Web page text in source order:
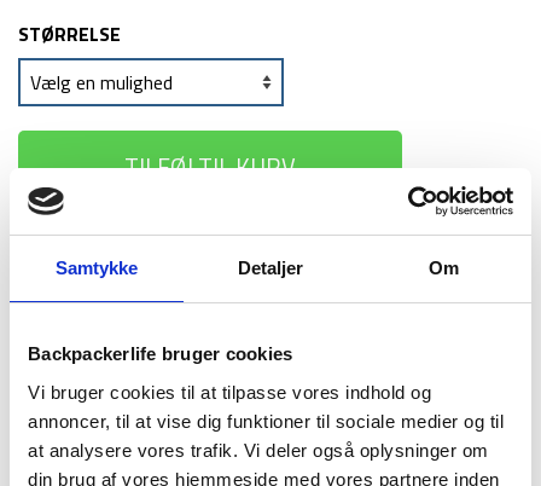
Samtykke Detaljer Om
Backpackerlife bruger cookies
Vi bruger cookies til at tilpasse vores indhold og
annoncer, til at vise dig funktioner til sociale medier og til
at analysere vores trafik. Vi deler også oplysninger om
din brug af vores hjemmeside med vores partnere inden
STØRRELSE
TILFØJ TIL KURV
1-2 dages
levering
Fri fragt over
499 kr
100 dages
BESKRIVELSE
YDERLIGERE INFORMATION